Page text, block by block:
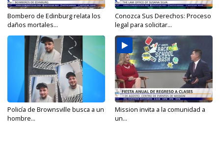
Bombero de Edinburg relata los
daños mortales...
Conozca Sus Derechos: Proceso
legal para solicitar...
Policía de Brownsville busca a un
hombre...
Mission invita a la comunidad a
un...